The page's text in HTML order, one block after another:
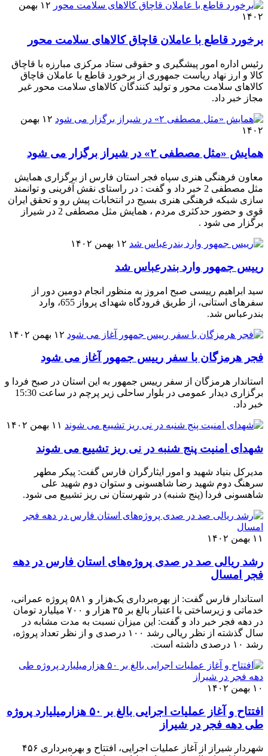
۱۲ بهمن
۱۴۰۲
برخورد قاطع با عاملان قاچاق کالاهای سلامت محور
رئیس اداره امور پیشگیری و حقوقی ستاد مرکزی مبارزه با قاچاق
کالا و ارز نهاد ریاست جمهوری از برخورد قاطع با عاملان قاچاق
کالاهای سلامت محور و تولید کنندگان کالاهای سلامت محور غیر
مجاز خبر داد.
۱۲ بهمن
۱۴۰۲
همایش «مثل مصطفی ۲» در شیراز برگزار می شود
معاون فرهنگی هنری سپاه فجر استان فارس از برگزاری همایش
مثل مصطفی 2 خبر داد و گفت : در راستای نقش آفرینی و توانمند
سازی شبکه فرهنگی هنری بسیج در انتخابات پیش رو و تحقق ایران
قوی و حضور حدکثری مردم ، همایش مثل مصطفی 2 در شیراز
برگزار می شود .
۱۲ بهمن ۱۴۰۲
رییس جمهور وارد بندرعباس شد
سید ابراهیم رییسی صبح امروز به منظور انجام دومین دور از
سفرهای استانی، از طریق فرودگاه شهدای پرواز 655، وارد
بندرعباس شد.
۱۲ بهمن ۱۴۰۲
فجر هرمزگان با سفر رییس جمهور آغاز می شود
استاندار هرمزگان از سفر رییس جمهور به این استان در صبح فردا و
برگزاری دیدار عمومی در بلوار ساحلی زیر پرچم در ساعت 15:30
خبر داد.
۱۱ بهمن ۱۴۰۲
شهدای امنیت پنج شنبه در نی ریز تشییع می شوند
مدیرکل بنیاد شهید و امور ایثارگران فارس گفت: پیکر مطهر
سرهنگ دوم شهید رضا شاهسونی و ستوان دوم شهید علی
شاهسونی فردا (پنج شنبه) در شهرستان نی ریز تشییع می شود.
۱۱ بهمن ۱۴۰۲
رشد ریالی صد در صدی پروژه‌های استان فارس در دهه
فجر امسال
استاندار فارس گفت: از بهره‌برداری یک‌هزار و ۵۸۱ پروژه عمرانی،
خدماتی و زیرساختی با اعتبار بالغ بر ۳۵ هزار و ۷۰۰ میلیارد تومان
در دهه فجر خبر داد و گفت: این میزان نسبت به مدت مشابه در
سال گذشته از نظر ریالی رشد ۱۰۰ درصدی و از نظر تعداد پروژه،
رشد ۱۰ درصدی داشته است.
۱۰ بهمن ۱۴۰۲
افتتاح و آغاز عملیات اجرایی بالغ بر ۵۰ هزارمیلیارد پروژه
طی دهه فجر در شیراز
شهردار شیراز از آغاز عملیات اجرایی، افتتاح و بهره‌برداری ۴۵۶